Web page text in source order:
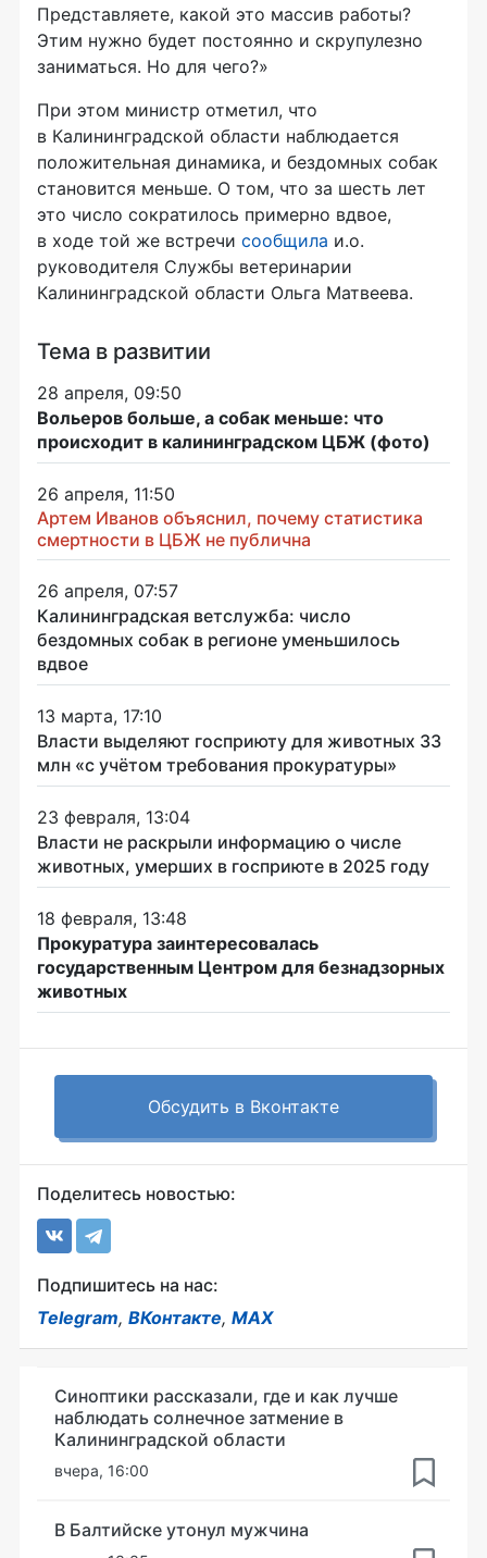
Представляете, какой это массив работы?
Этим нужно будет постоянно и скрупулезно
заниматься. Но для чего?»
При этом министр отметил, что
в Калининградской области наблюдается
положительная динамика, и бездомных собак
становится меньше. О том, что за шесть лет
это число сократилось примерно вдвое,
в ходе той же встречи сообщила и.о.
руководителя Службы ветеринарии
Калининградской области Ольга Матвеева.
Тема в развитии
28 апреля, 09:50
Вольеров больше, а собак меньше: что
происходит в калининградском ЦБЖ (фото)
26 апреля, 11:50
Артем Иванов объяснил, почему статистика
смертности в ЦБЖ не публична
26 апреля, 07:57
Калининградская ветслужба: число
бездомных собак в регионе уменьшилось
вдвое
13 марта, 17:10
Власти выделяют госприюту для животных 33
млн «с учётом требования прокуратуры»
23 февраля, 13:04
Власти не раскрыли информацию о числе
животных, умерших в госприюте в 2025 году
18 февраля, 13:48
Прокуратура заинтересовалась
государственным Центром для безнадзорных
животных
Обсудить в Вконтакте
Поделитесь новостью:
Подпишитесь на нас:
Telegram, ВКонтакте, MAX
Синоптики рассказали, где и как лучше
наблюдать солнечное затмение в
Калининградской области
вчера, 16:00
В Балтийске утонул мужчина